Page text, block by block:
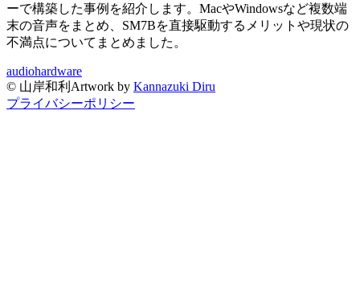
ーで構築した事例を紹介します。MacやWindowsなど複数端
末の音声をまとめ、SM7Bを直接駆動するメリットや現状の
不満点についてまとめました。
audiohardware
© 山岸和利 Artwork by Kannazuki Diru
プライバシーポリシー